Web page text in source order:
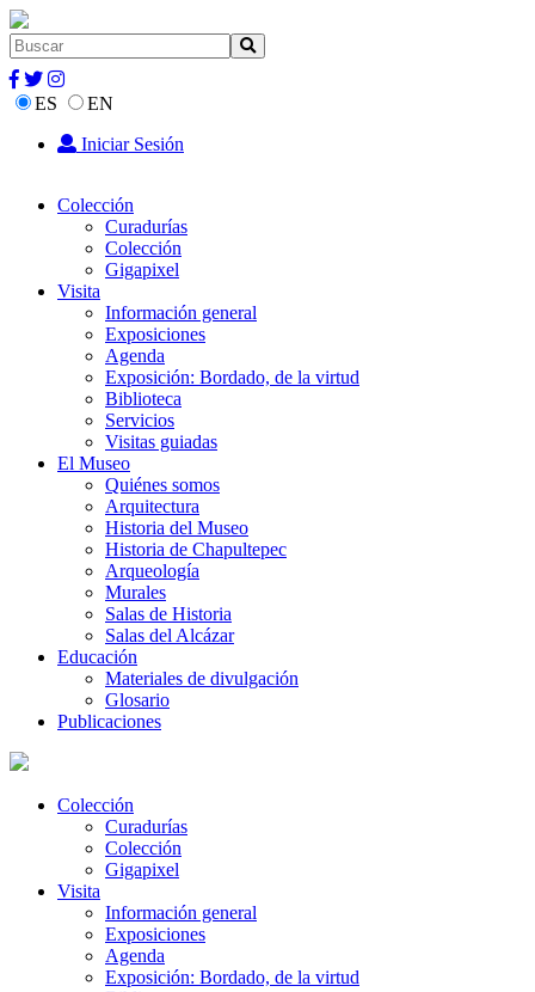
ES
EN
Iniciar Sesión
Colección
Curadurías
Colección
Gigapixel
Visita
Información general
Exposiciones
Agenda
Exposición: Bordado, de la virtud
Biblioteca
Servicios
Visitas guiadas
El Museo
Quiénes somos
Arquitectura
Historia del Museo
Historia de Chapultepec
Arqueología
Murales
Salas de Historia
Salas del Alcázar
Educación
Materiales de divulgación
Glosario
Publicaciones
Colección
Curadurías
Colección
Gigapixel
Visita
Información general
Exposiciones
Agenda
Exposición: Bordado, de la virtud